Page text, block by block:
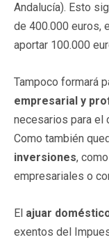
Andalucía). Esto
de 400.000 euros,
aportar 100.000
Tampoco formará
empresarial y
necesarios para el
Como también
inversiones,
empresariales o
El ajuar
exentos del